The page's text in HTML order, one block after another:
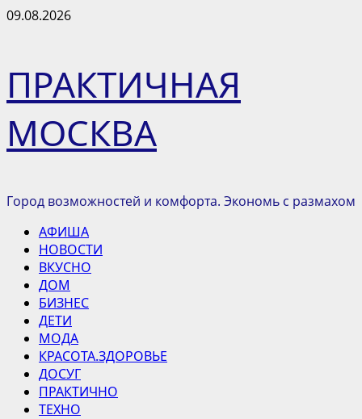
Перейти
09.08.2026
ПРАКТИЧНАЯ
МОСКВА
Город возможностей и комфорта. Экономь с размахом
Основное
меню
АФИША
НОВОСТИ
ВКУСНО
ДОМ
БИЗНЕС
ДЕТИ
МОДА
КРАСОТА.ЗДОРОВЬЕ
ДОСУГ
ПРАКТИЧНО
ТЕХНО